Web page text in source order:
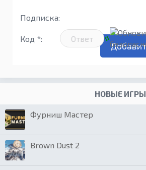
Подписка:
Код *:
НОВЫЕ ИГРЫ
Фурниш Мастер
Brown Dust 2